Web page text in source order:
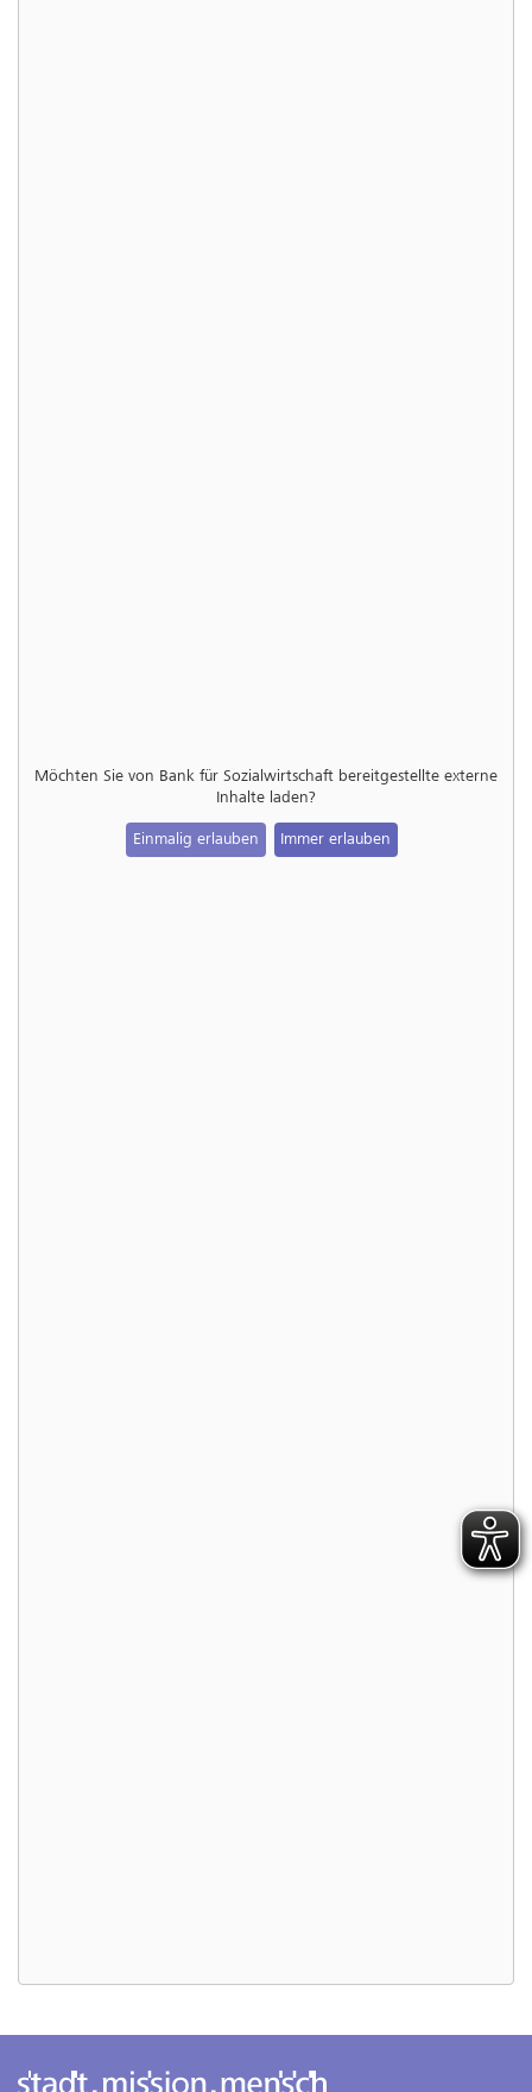
Möchten Sie von Bank für Sozialwirtschaft bereitgestellte externe
Inhalte laden?
Einmalig erlauben Immer erlauben